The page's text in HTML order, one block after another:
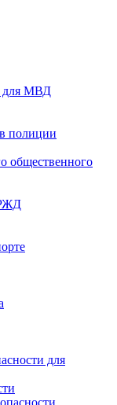
для МВД
полиции
общественного
для